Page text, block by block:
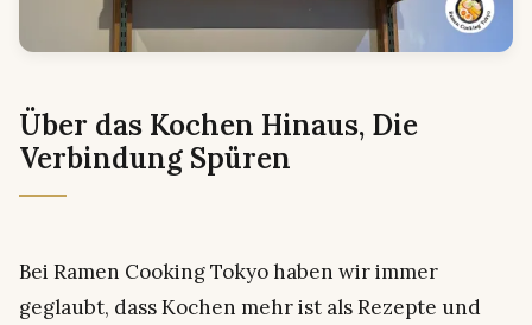
Über das Kochen Hinaus, Die
Verbindung Spüren
Bei Ramen Cooking Tokyo haben wir immer
geglaubt, dass Kochen mehr ist als Rezepte und